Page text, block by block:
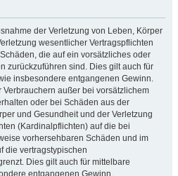
der Verletzung von Leben, Körper
wesentlicher Vertragspflichten
die auf ein vorsätzliches oder
zurückzuführen sind. Dies gilt auch für
insbesondere entgangenen Gewinn.
Verbrauchern außer bei vorsätzlichem
oder bei Schäden aus der
und Gesundheit und der Verletzung
(Kardinalpflichten) auf die bei
vorhersehbaren Schäden und im
die vertragstypischen
Dies gilt auch für mittelbare
entgangenen Gewinn.